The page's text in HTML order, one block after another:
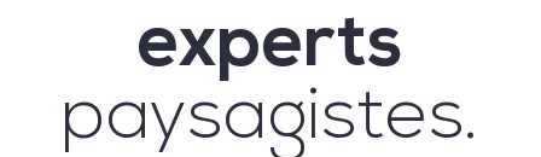
experts
paysagistes.